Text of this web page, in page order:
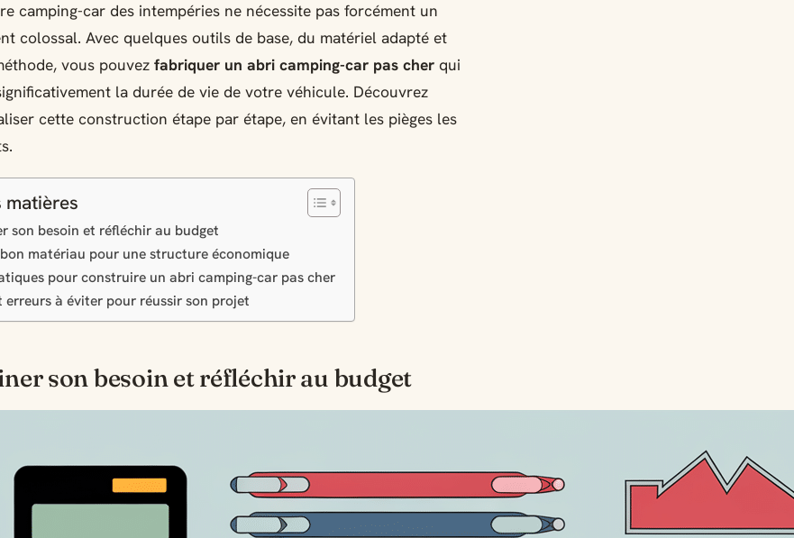
camping-car des intempéries ne nécessite pas forcément un
colossal. Avec quelques outils de base, du matériel adapté et
vous pouvez fabriquer un abri camping-car pas cher qui
la durée de vie de votre véhicule. Découvrez
cette construction étape par étape, en évitant les pièges les
matières
son besoin et réfléchir au budget
matériau pour une structure économique
pour construire un abri camping-car pas cher
erreurs à éviter pour réussir son projet
son besoin et réfléchir au budget